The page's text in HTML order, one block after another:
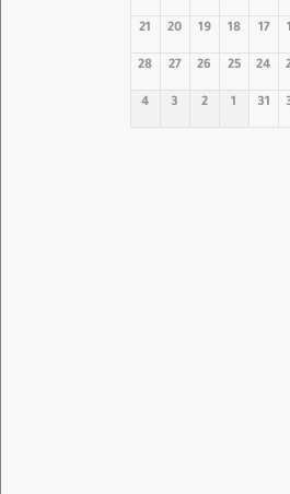
17
18
19
20
21
24
25
26
27
28
31
1
2
3
4